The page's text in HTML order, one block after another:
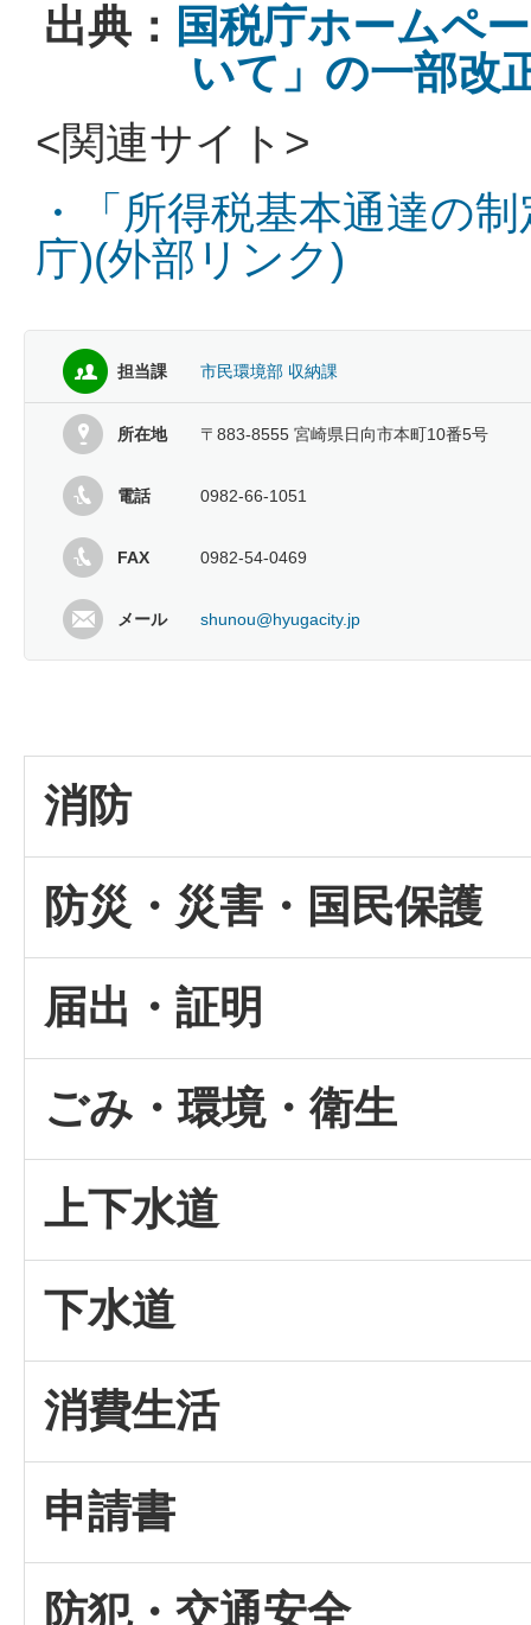
出典： 国税庁ホームペ
いて」の一部改
<関連サイト>
・「所得税基本通達の
庁)(外部リンク)
担当課 市民環境部 収納課
所在地 〒883-8555 宮崎県日向市本町10番5号
電話 0982-66-1051
FAX 0982-54-0469
メール shunou@hyugacity.jp
消防
防災・災害・国民保護
届出・証明
ごみ・環境・衛生
上下水道
下水道
消費生活
申請書
防犯・交通安全